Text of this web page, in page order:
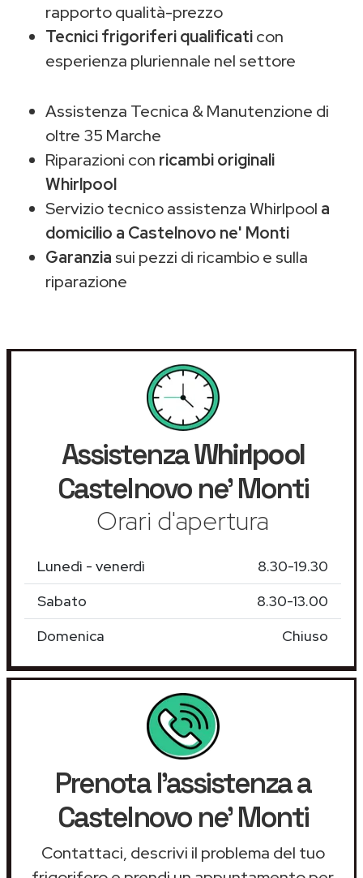
rapporto qualità-prezzo
Tecnici frigoriferi qualificaticon
esperienza pluriennale nel settore
Assistenza Tecnica & Manutenzione di
oltre 35 Marche
Riparazioni con ricambi originali
Whirlpool
Servizio tecnico assistenza Whirlpool a
domicilio a Castelnovo ne' Monti
Garanzia sui pezzi di ricambio e sulla
riparazione
AssistenzaWhirlpool
Castelnovo ne' Monti
Orari d'apertura
Lunedì - venerdì
8.30-19.30
Sabato
8.30-13.00
Domenica
Chiuso
Prenota l'assistenza a
Castelnovo ne' Monti
Contattaci, descrivi il problema del tuo